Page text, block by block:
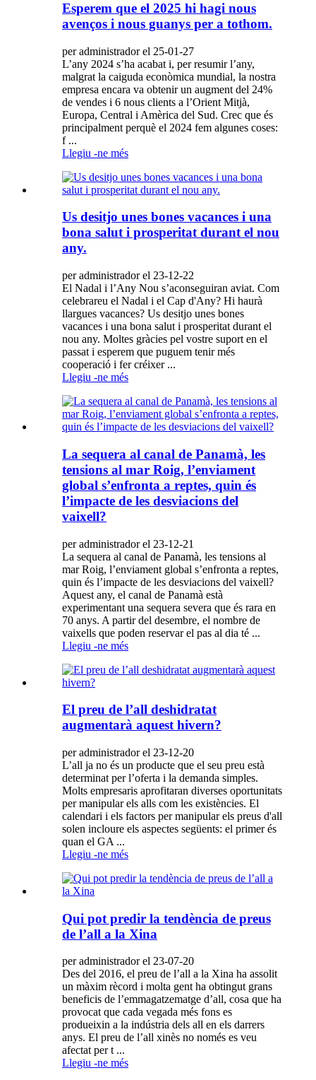
Esperem que el 2025 hi hagi nous
avenços i nous guanys per a tothom.
per administrador el 25-01-27
L’any 2024 s’ha acabat i, per resumir l’any,
malgrat la caiguda econòmica mundial, la nostra
empresa encara va obtenir un augment del 24%
de vendes i 6 nous clients a l’Orient Mitjà,
Europa, Central i Amèrica del Sud. Crec que és
principalment perquè el 2024 fem algunes coses:
f ...
Llegiu -ne més
Us desitjo unes bones vacances i una
bona salut i prosperitat durant el nou
any.
per administrador el 23-12-22
El Nadal i l’Any Nou s’aconseguiran aviat. Com
celebrareu el Nadal i el Cap d'Any? Hi haurà
llargues vacances? Us desitjo unes bones
vacances i una bona salut i prosperitat durant el
nou any. Moltes gràcies pel vostre suport en el
passat i esperem que puguem tenir més
cooperació i fer créixer ...
Llegiu -ne més
La sequera al canal de Panamà, les
tensions al mar Roig, l’enviament
global s’enfronta a reptes, quin és
l’impacte de les desviacions del
vaixell?
per administrador el 23-12-21
La sequera al canal de Panamà, les tensions al
mar Roig, l’enviament global s’enfronta a reptes,
quin és l’impacte de les desviacions del vaixell?
Aquest any, el canal de Panamà està
experimentant una sequera severa que és rara en
70 anys. A partir del desembre, el nombre de
vaixells que poden reservar el pas al dia té ...
Llegiu -ne més
El preu de l’all deshidratat
augmentarà aquest hivern?
per administrador el 23-12-20
L’all ja no és un producte que el seu preu està
determinat per l’oferta i la demanda simples.
Molts empresaris aprofitaran diverses oportunitats
per manipular els alls com les existències. El
calendari i els factors per manipular els preus d'all
solen incloure els aspectes següents: el primer és
quan el GA ...
Llegiu -ne més
Qui pot predir la tendència de preus
de l’all a la Xina
per administrador el 23-07-20
Des del 2016, el preu de l’all a la Xina ha assolit
un màxim rècord i molta gent ha obtingut grans
beneficis de l’emmagatzematge d’all, cosa que ha
provocat que cada vegada més fons es
produeixin a la indústria dels all en els darrers
anys. El preu de l’all xinès no només es veu
afectat per t ...
Llegiu -ne més